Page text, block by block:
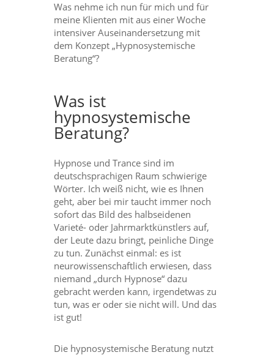
Was nehme ich nun für mich und für
meine Klienten mit aus einer Woche
intensiver Auseinandersetzung mit
dem Konzept „Hypnosystemische
Beratung“?
Was ist
hypnosystemische
Beratung?
Hypnose und Trance sind im
deutschsprachigen Raum schwierige
Wörter. Ich weiß nicht, wie es Ihnen
geht, aber bei mir taucht immer noch
sofort das Bild des halbseidenen
Varieté- oder Jahrmarktkünstlers auf,
der Leute dazu bringt, peinliche Dinge
zu tun. Zunächst einmal: es ist
neurowissenschaftlich erwiesen, dass
niemand „durch Hypnose“ dazu
gebracht werden kann, irgendetwas zu
tun, was er oder sie nicht will. Und das
ist gut!
Die hypnosystemische Beratung nutzt